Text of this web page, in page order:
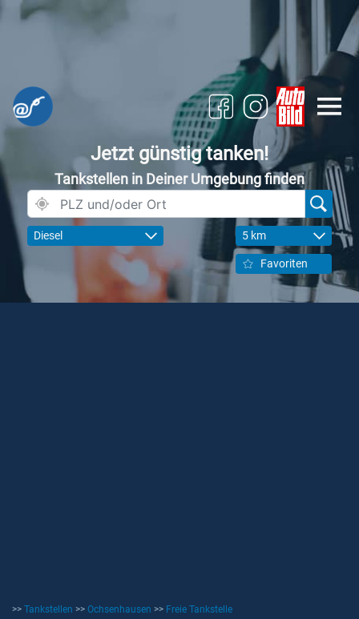
Jetzt günstig tanken!
Tankstellen in Deiner Umgebung finden
Diesel 5 km
Favoriten
>> Tankstellen >> Ochsenhausen >> Freie Tankstelle